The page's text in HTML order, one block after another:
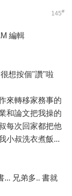
145#
編輯
想按個"讚"啦
來轉移家務事的
和論文把我操的
每次回家都把他
小叔洗衣煮飯...
... 兄弟多.. 書就